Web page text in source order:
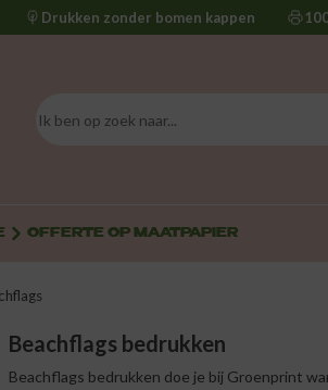
Drukken zonder bomen kappen
OFFERTE OP MAAT PAPIER
Beachflags bedrukken
Beachflags bedrukken doe je bij Groenprint